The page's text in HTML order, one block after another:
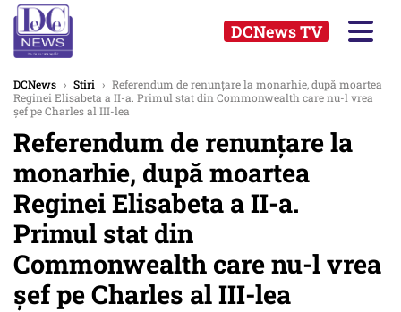
DCNews TV
DCNews › Stiri › Referendum de renunțare la monarhie, după moartea
Reginei Elisabeta a II-a. Primul stat din Commonwealth care nu-l vrea
șef pe Charles al III-lea
Referendum de renunțare la
monarhie, după moartea
Reginei Elisabeta a II-a.
Primul stat din
Commonwealth care nu-l vrea
șef pe Charles al III-lea